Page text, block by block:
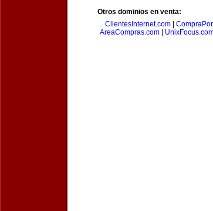
Otros dominios en venta:
ClientesInternet.com
AreaCompras.com